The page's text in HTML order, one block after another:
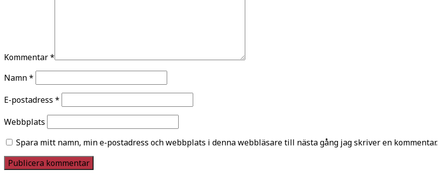
Kommentar*
Namn*
E-postadress *
Webbplats
Spara mitt namn, min e-postadress och webbplats i denna webbläsare till nästa gång jag skriver en kommentar.